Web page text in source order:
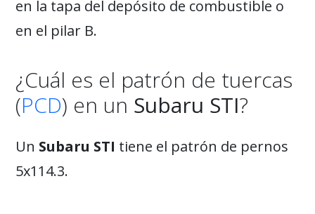
en la tapa del depósito de combustible o
en el pilar B.
¿Cuál es el patrón de tuercas
(PCD) en un Subaru STI?
Un Subaru STI tiene el patrón de pernos
5x114.3.